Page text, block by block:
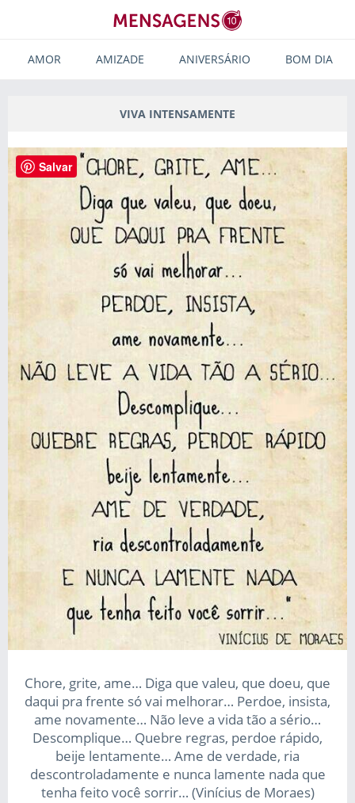
AMOR AMIZADE ANIVERSÁRIO BOM DIA
VIVA INTENSAMENTE
Chore, grite, ame… Diga que valeu, que doeu, que
daqui pra frente só vai melhorar… Perdoe, insista,
ame novamente… Não leve a vida tão a sério…
Descomplique… Quebre regras, perdoe rápido,
beije lentamente… Ame de verdade, ria
descontroladamente e nunca lamente nada que
tenha feito você sorrir… (Vinícius de Moraes)
Salvar